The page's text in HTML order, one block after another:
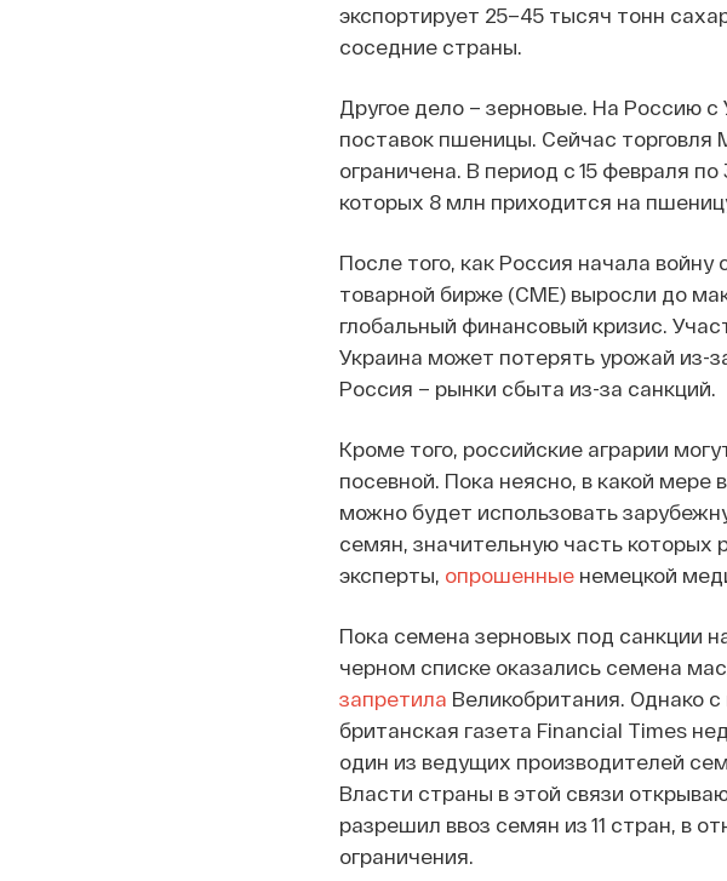
экспортирует 25–45 тысяч тонн
соседние страны.
Другое дело – зерновые. На Россию
поставок пшеницы. Сейчас
ограничена. В период с 15 февраля
которых 8 млн приходится на
После того, как Россия начала
товарной бирже (CME) выросли до
глобальный финансовый кризис.
Украина может потерять урожай из-
Россия – рынки сбыта из-за санкций.
Кроме того, российские аграрии
посевной. Пока неясно, в какой мере
можно будет использовать
семян, значительную часть
эксперты, опрошенныенемецкой
Пока семена зерновых под санкции
черном списке оказались семена
запретила Великобритания. Однако
британская газета Financial Times
один из ведущих производителей
Власти страны в этой связи
разрешил ввоз семян из 11 стран, в
ограничения.